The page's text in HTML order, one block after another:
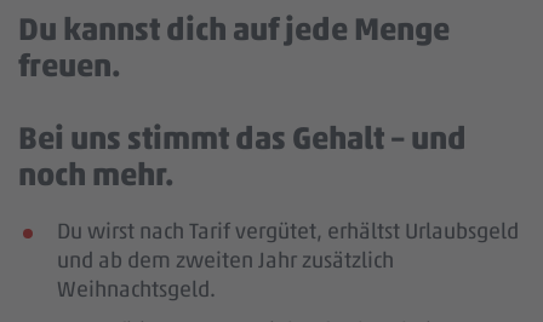
Du kannst dich auf jede Menge
freuen.
Bei uns stimmt das Gehalt – und
noch mehr.
Du wirst nach Tarif vergütet, erhältst Urlaubsgeld
und ab dem zweiten Jahr zusätzlich
Weihnachtsgeld.